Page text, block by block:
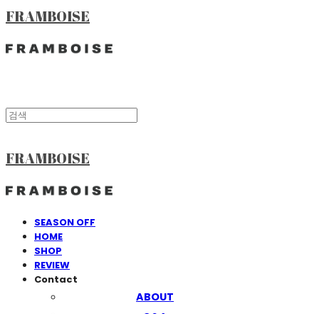
FRAMBOISE
FRAMBOISE
SEASON OFF
HOME
SHOP
REVIEW
Contact
ABOUT